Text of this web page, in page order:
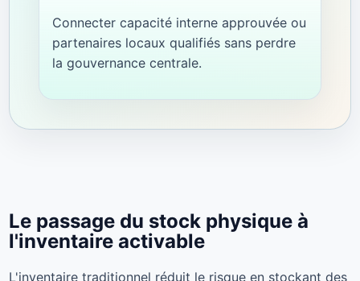
Connecter capacité interne approuvée ou
partenaires locaux qualifiés sans perdre
la gouvernance centrale.
Le passage du stock physique à
l'inventaire activable
L'inventaire traditionnel réduit le risque en stockant des